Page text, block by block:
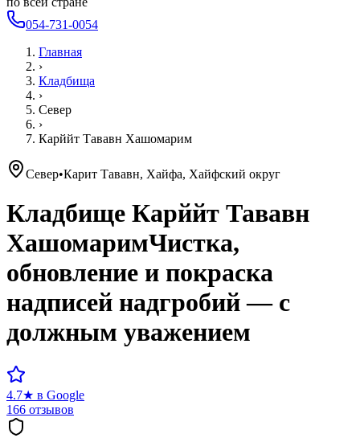
054-731-0054
Главная
›
Кладбища
›
Север
›
Карййт Тававн Хашомарим
Север•Карит Тававн, Хайфа, Хайфский округ
Кладбище Карййт Тававн
ХашомаримЧистка,
обновление и покраска
надписей надгробий — с
должным уважением
4.7★ в Google
166 отзывов